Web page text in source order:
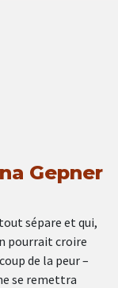
Gepner
sépare et qui,
pourrait croire
de la peur –
se remettra